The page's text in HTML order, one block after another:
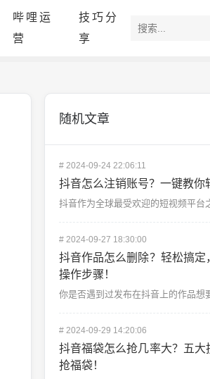
哔哩运
营
技巧分
享
随机文章
#2024-09-24 22:06:11
抖音怎么注销账号？一键教你
#2024-09-27 18:30:00
抖音作品怎么删除？轻松搞定
操作步骤！
#2024-09-29 14:20:06
抖音福袋怎么抢几率大？五大
抢福袋！